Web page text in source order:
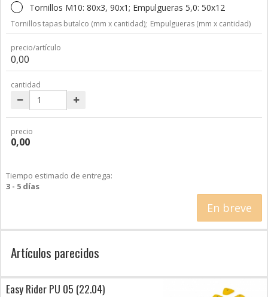
Tornillos M10: 80x3, 90x1; Empulgueras 5,0: 50x12
Tornillos tapas butalco (mm x cantidad); Empulgueras (mm x cantidad)
precio/artículo
0,00
cantidad
precio
0,00
Tiempo estimado de entrega:
3 - 5 días
En breve
Artículos parecidos
Easy Rider PU 05 (22.04)